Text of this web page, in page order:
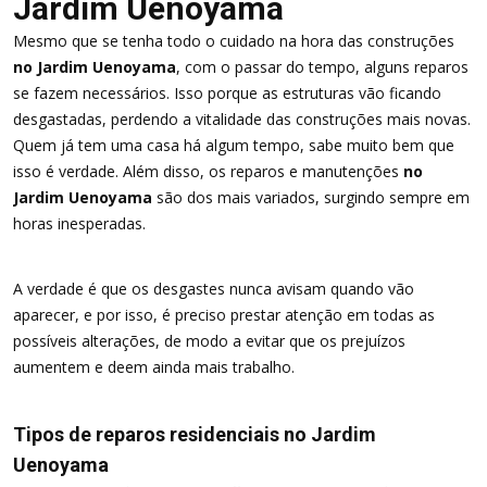
Jardim Uenoyama
Mesmo que se tenha todo o cuidado na hora das construções
no Jardim Uenoyama, com o passar do tempo, alguns reparos
se fazem necessários. Isso porque as estruturas vão ficando
desgastadas, perdendo a vitalidade das construções mais novas.
Quem já tem uma casa há algum tempo, sabe muito bem que
isso é verdade. Além disso, os reparos e manutenções no
Jardim Uenoyama são dos mais variados, surgindo sempre em
horas inesperadas.
A verdade é que os desgastes nunca avisam quando vão
aparecer, e por isso, é preciso prestar atenção em todas as
possíveis alterações, de modo a evitar que os prejuízos
aumentem e deem ainda mais trabalho.
Tipos de reparos residenciais no Jardim
Uenoyama